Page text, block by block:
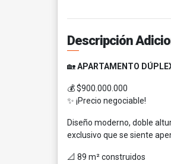
Descripción
🏡APARTAMENTO
💰 $900.000.000
✨ ¡Precio negociable!
Diseño moderno, doble
exclusivo que se siente
📐 89 m² construidos